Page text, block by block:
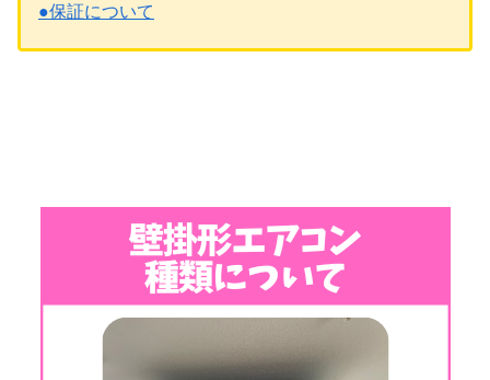
●保証について